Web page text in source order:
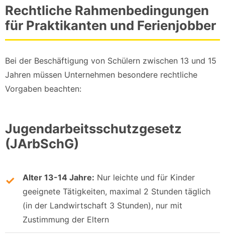
Rechtliche Rahmenbedingungen
für Praktikanten und Ferienjobber
Bei der Beschäftigung von Schülern zwischen 13 und 15
Jahren müssen Unternehmen besondere rechtliche
Vorgaben beachten:
Jugendarbeitsschutzgesetz
(JArbSchG)
Alter 13-14 Jahre: Nur leichte und für Kinder
geeignete Tätigkeiten, maximal 2 Stunden täglich
(in der Landwirtschaft 3 Stunden), nur mit
Zustimmung der Eltern